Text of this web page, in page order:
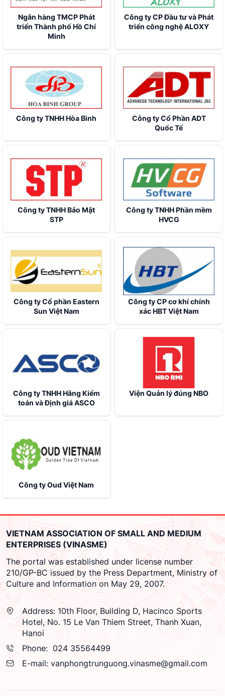
Ngân hàng TMCP Phát
triển Thành phố Hồ Chí
Minh
Công ty CP Đầu tư và Phát
triển công nghệ ALOXY
Công ty TNHH Hòa Bình
Công ty Cổ Phần ADT
Quốc Tế
Công ty TNHH Bảo Mật
STP
Công ty TNHH Phần mềm
HVCG
Công ty Cổ phần Eastern
Sun Việt Nam
Công ty CP cơ khí chính
xác HBT Việt Nam
Công ty TNHH Hãng Kiểm
toán và Định giá ASCO
Viện Quản lý đúng NBO
Công ty Oud Việt Nam
VIETNAM ASSOCIATION OF SMALL AND MEDIUM
ENTERPRISES (VINASME)
The portal was established under license number
210/GP-BC issued by the Press Department, Ministry of
Culture and Information on May 29, 2007.
Address: 10th Floor, Building D, Hacinco Sports
Hotel, No. 15 Le Van Thiem Street, Thanh Xuan,
Hanoi
Phone: 024 35564499
E-mail: vanphongtrunguong.vinasme@gmail.com